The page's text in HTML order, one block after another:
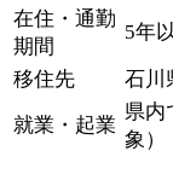
在住・通勤
期間
5年
移住先
石川
就業・起業
県内
象）